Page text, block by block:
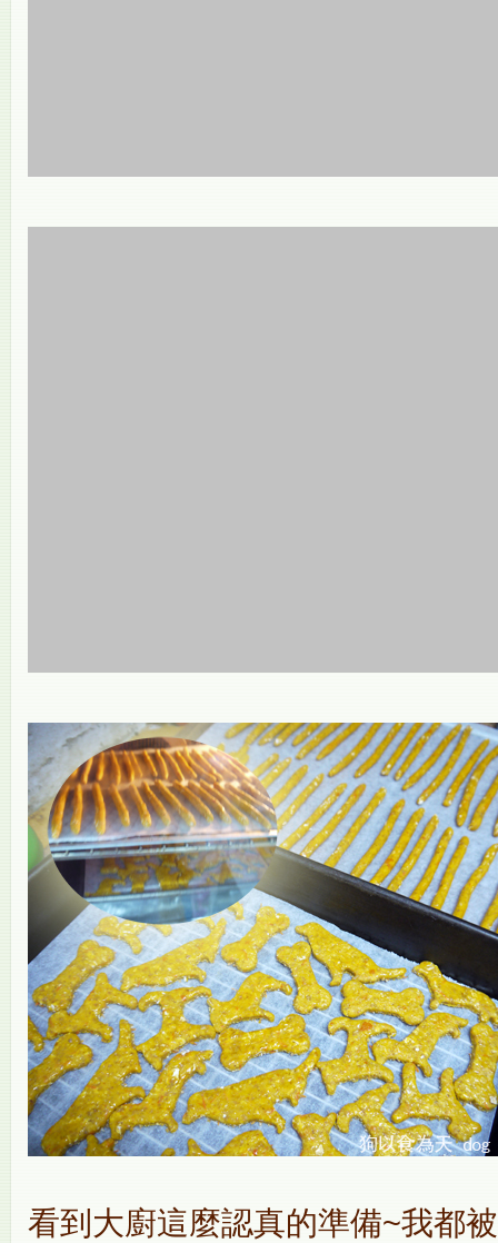
看到大廚這麼認真的準備~我都